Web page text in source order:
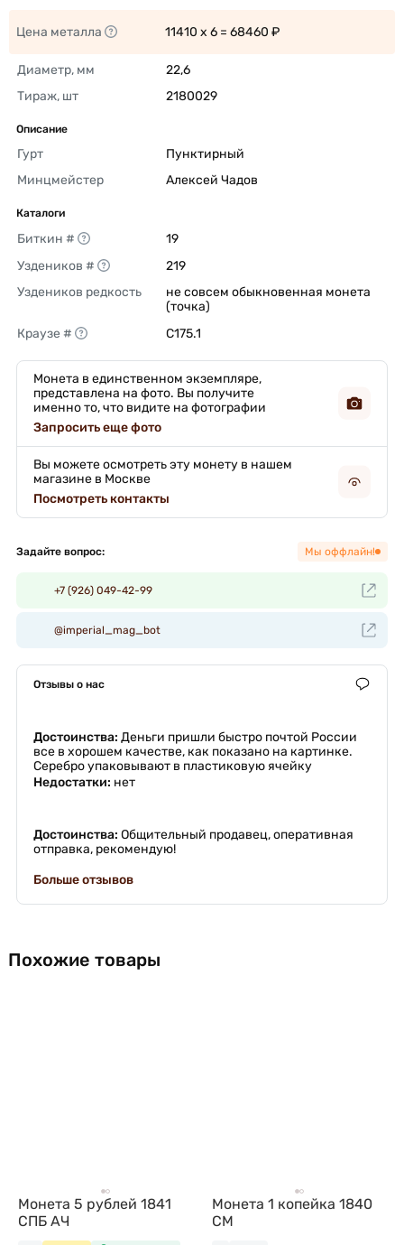
Цена металла 11410 x 6 = 68460 ₽
Диаметр, мм
22,6
Тираж, шт
2180029
Описание
Гурт
Пунктирный
Минцмейстер
Алексей Чадов
Каталоги
Биткин #
19
Уздеников #
219
Уздеников редкость
не совсем обыкновенная монета
(точка)
Краузе #
C175.1
Монета в единственном экземпляре,
представлена на фото. Вы получите
именно то, что видите на фотографии
Запросить еще фото
Вы можете осмотреть эту монету в нашем
магазине в Москве
Посмотреть контакты
Задайте вопрос: Мы оффлайн!
+7 (926) 049-42-99
@imperial_mag_bot
Отзывы о нас
Достоинства: Деньги пришли быстро почтой России
все в хорошем качестве, как показано на картинке.
Серебро упаковывают в пластиковую ячейку
Недостатки: нет
Достоинства: Общительный продавец, оперативная
отправка, рекомендую!
Больше отзывов
Похожие товары
Монета 5 рублей 1841
СПБ АЧ
Монета 1 копейка 1840
СМ